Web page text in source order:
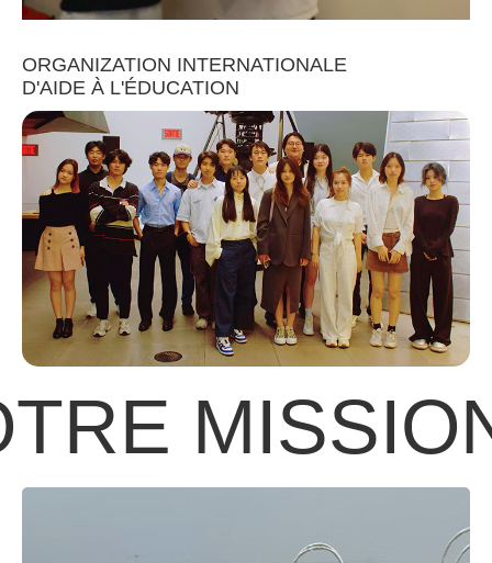
ORGANIZATION INTERNATIONALE
D'AIDE À L'ÉDUCATION